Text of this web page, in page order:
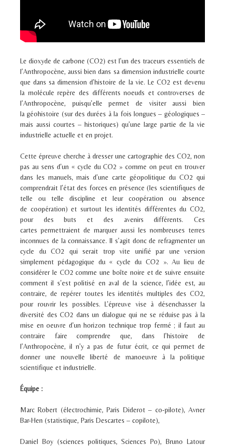
Le dioxyde de carbone (CO2) est l’un des traceurs essentiels de
l’Anthropocène, aussi bien dans sa dimension industrielle courte
que dans sa dimension d’histoire de la vie. Le CO2 est devenu
la molécule repère des différents noeuds et controverses de
l’Anthropocène, puisqu’elle permet de visiter aussi bien
la géohistoire (sur des durées à la fois longues – géologiques –
mais aussi courtes – historiques) qu’une large partie de la vie
industrielle actuelle et en projet.
Cette épreuve cherche à dresser une cartographie des CO2, non
pas au sens d’un « cycle du CO2 » comme on peut en trouver
dans les manuels, mais d’une carte géopolitique du CO2qui
comprendrait l’état des forces en présence (les scientifiques de
telle ou telle discipline et leur coopération ou absence
de coopération) et surtout les identités différentes du CO2,
pour des buts et des avenirs différents. Ces
cartes permettraient de marquer aussi les nombreuses terres
inconnues de la connaissance. Il s’agit donc de refragmenter un
cycle du CO2 qui serait trop vite unifié par une version
simplement pédagogique du « cycle du CO2 ». Au lieu de
considérer le CO2comme une boîte noire et de suivre ensuite
comment il s’est politisé en aval de la science, l’idée est, au
contraire, de repérer toutes les identités multiples des CO2,
pour rouvrir les possibles. L’épreuve vise à désenchasser la
diversité des CO2 dans un dialogue qui ne se réduise pas à la
mise en oeuvre d’un horizon technique trop fermé ; il faut au
contraire faire comprendre que, dans l’histoire de
l’Anthropocène, il n’y a pas de futur écrit, ce qui permet de
donner une nouvelle liberté de manoeuvre à la politique
scientifique et industrielle.
Équipe :
Marc Robert (électrochimie, Paris Diderot – co-pilote), Avner
Bar-Hen (statistique, Paris Descartes – copilote),
Daniel Boy (sciences politiques, Sciences Po), Bruno Latour